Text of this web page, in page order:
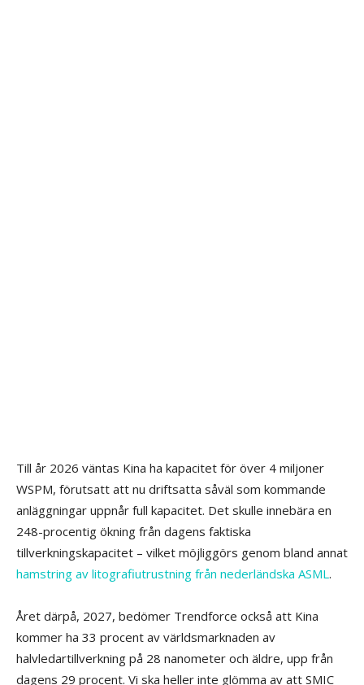
Till år 2026 väntas Kina ha kapacitet för över 4 miljoner
WSPM, förutsatt att nu driftsatta såväl som kommande
anläggningar uppnår full kapacitet. Det skulle innebära en
248-procentig ökning från dagens faktiska
tillverkningskapacitet – vilket möjliggörs genom bland annat
hamstring av litografiutrustning från nederländska ASML.
Året därpå, 2027, bedömer Trendforce också att Kina
kommer ha 33 procent av världsmarknaden av
halvledartillverkning på 28 nanometer och äldre, upp från
dagens 29 procent. Vi ska heller inte glömma av att SMIC